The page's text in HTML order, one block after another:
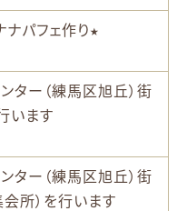
パフェ作り★
ター（練馬区旭丘）街
います
ター（練馬区旭丘）街
所）を行います